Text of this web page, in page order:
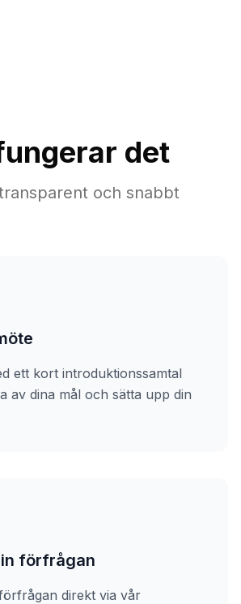
det
och snabbt
ett kort introduktionssamtal
av dina mål och sätta upp din
förfrågan
direkt via vår